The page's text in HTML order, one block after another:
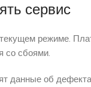
сервис
режиме.
со сбоями.
данные об